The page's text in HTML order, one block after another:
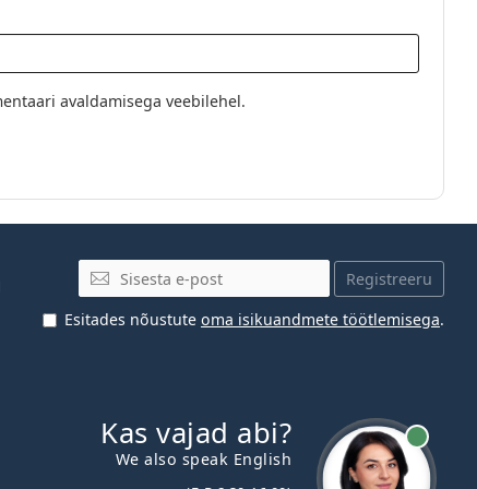
avaldamisega veebilehel.
E-posti aadress
Registreeru
Esitades nõustute oma isikuandmete töötlemisega.
Kas vajad abi?
We also speak English